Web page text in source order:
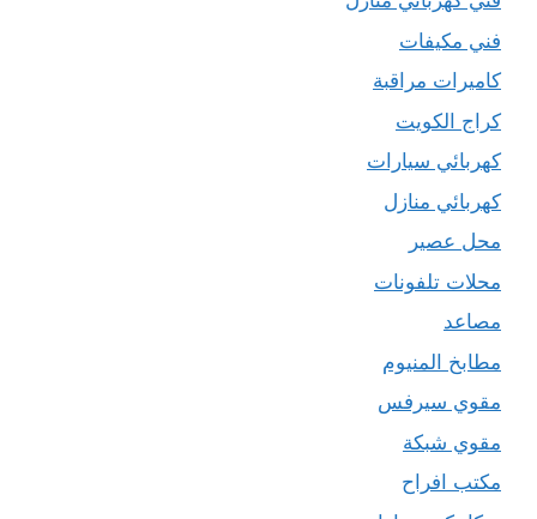
فني مكيفات
كاميرات مراقبة
كراج الكويت
كهربائي سيارات
كهربائي منازل
محل عصير
محلات تلفونات
مصاعد
مطابخ المنيوم
مقوي سيرفس
مقوي شبكة
مكتب افراح